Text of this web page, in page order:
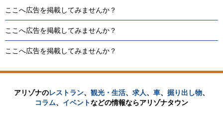
ここへ広告を掲載してみませんか？
ここへ広告を掲載してみませんか？
ここへ広告を掲載してみませんか？
アリゾナのレストラン、 観光・生活、 求人、 車、 掘り出し物、
コラム、 イベントなどの情報ならアリゾナタウン